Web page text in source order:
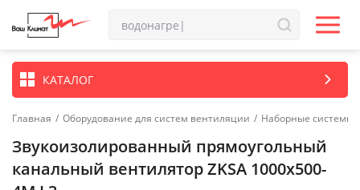
КАТАЛОГ
Главная / Оборудование для систем вентиляции / Наборные системы
Звукоизолированный прямоугольный
канальный вентилятор ZKSA 1000х500-